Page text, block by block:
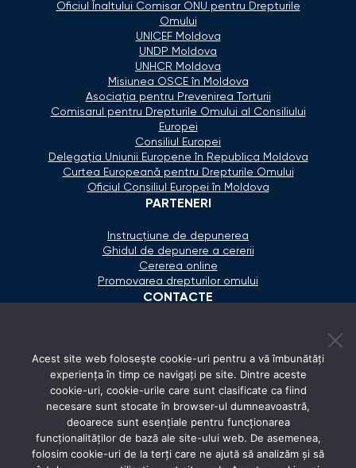
Oficiul Înaltului Comisar ONU pentru Drepturile
Omului
UNICEF Moldova
UNDP Moldova
UNHCR Moldova
Misiunea OSCE în Moldova
Asociaţia pentru Prevenirea Torturii
Comisarul pentru Drepturile Omului al Consiliului
Europei
Consiliul Europei
Delegaţia Uniunii Europene în Republica Moldova
Curtea Europeană pentru Drepturile Omului
Oficiul Consiliul Europei în Moldova
PARTENERI
Instrucțiune de depunerea
Ghidul de depunere a cererii
Cererea online
Promovarea drepturilor omului
CONTACTE
secretariat@ombudsman.md
Strada Calea Ieşilor 11/3, Chişinău
Luni - Vineri: 08:00 - 17:00
REȚELE SOCIALE
Acest site web folosește cookie-uri pentru a vă îmbunătăți
experiența în timp ce navigați pe site. Dintre aceste
cookie-uri, cookie-urile care sunt clasificate ca fiind
necesare sunt stocate în browser-ul dumneavoastră,
deoarece sunt esențiale pentru funcționarea
funcționalităților de bază ale site-ului web. De asemenea,
folosim cookie-uri de la terți care ne ajută să analizăm și să